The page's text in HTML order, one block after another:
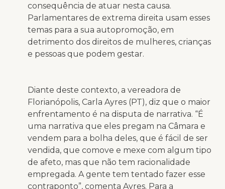
consequência de atuar nesta causa.
Parlamentares de extrema direita usam esses
temas para a sua autopromoção, em
detrimento dos direitos de mulheres, crianças
e pessoas que podem gestar.
Diante deste contexto, a vereadora de
Florianópolis, Carla Ayres (PT), diz que o maior
enfrentamento é na disputa de narrativa. “É
uma narrativa que eles pregam na Câmara e
vendem para a bolha deles, que é fácil de ser
vendida, que comove e mexe com algum tipo
de afeto, mas que não tem racionalidade
empregada. A gente tem tentado fazer esse
contraponto”, comenta Ayres. Para a